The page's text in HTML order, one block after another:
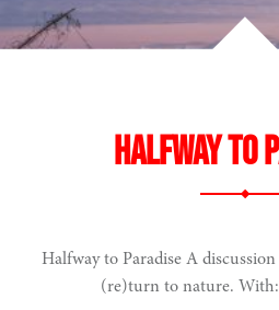
Halfway to
Halfway to Paradise A
(re)turn to nature.